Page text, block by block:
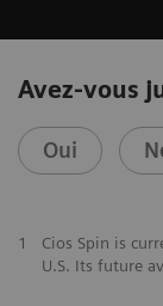
Avez-vous
Oui
1
Cios Spin is
U.S. Its future